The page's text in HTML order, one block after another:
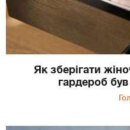
Як зберігати
гардероб